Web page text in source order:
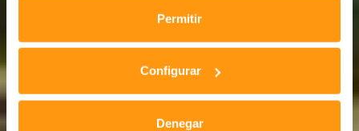
Permitir
Configurar
Denegar